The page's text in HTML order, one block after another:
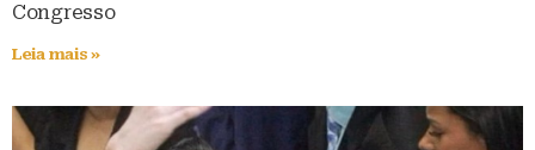
Congresso
Leia mais »